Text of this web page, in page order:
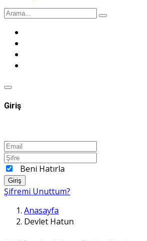
Giriş
Beni Hatırla
Giriş
Şifremi Unuttum?
Anasayfa
Devlet Hatun